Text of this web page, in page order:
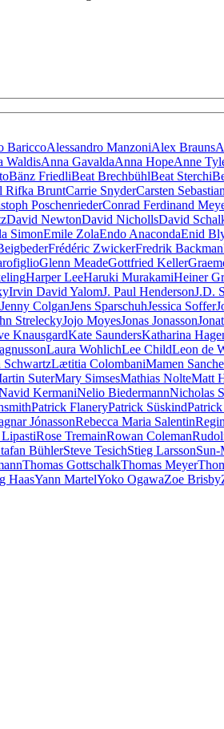
BariccoAlessandro ManzoniAlex Brauns
WaldisAnna GavaldaAnna HopeAnne
Bänz FriedliBeat BrechbühlBeat Sterchi
Rifka BruntCarrie SnyderCarsten
PoschenriederConrad Ferdinand
David NewtonDavid NichollsDavid
SimonEmile ZolaEndo AnacondaEnid
Frédéric ZwickerFredrik Backman
Glenn MeadeGottfried Keller
Harper LeeHaruki MurakamiHeiner
Irvin David YalomJ. Paul HendersonJ.D.
Jenny ColganJens SparschuhJessica Soffer
StreleckyJojo MoyesJonas Jonasson
KnausgardKate SaundersKatharina
Laura WohlichLee ChildLeon de
SchwartzLætitia ColombaniMamen
SuterMary SimsesMathias NolteMatt
KermaniNelio BiedermannNicholas
Patrick FlaneryPatrick Süskind
JónassonRebecca Maria Salentin
Rose TremainRowan Coleman
BühlerSteve TesichStieg Larsson
Thomas GottschalkThomas Meyer
HaasYann MartelYoko OgawaZoe Brisby